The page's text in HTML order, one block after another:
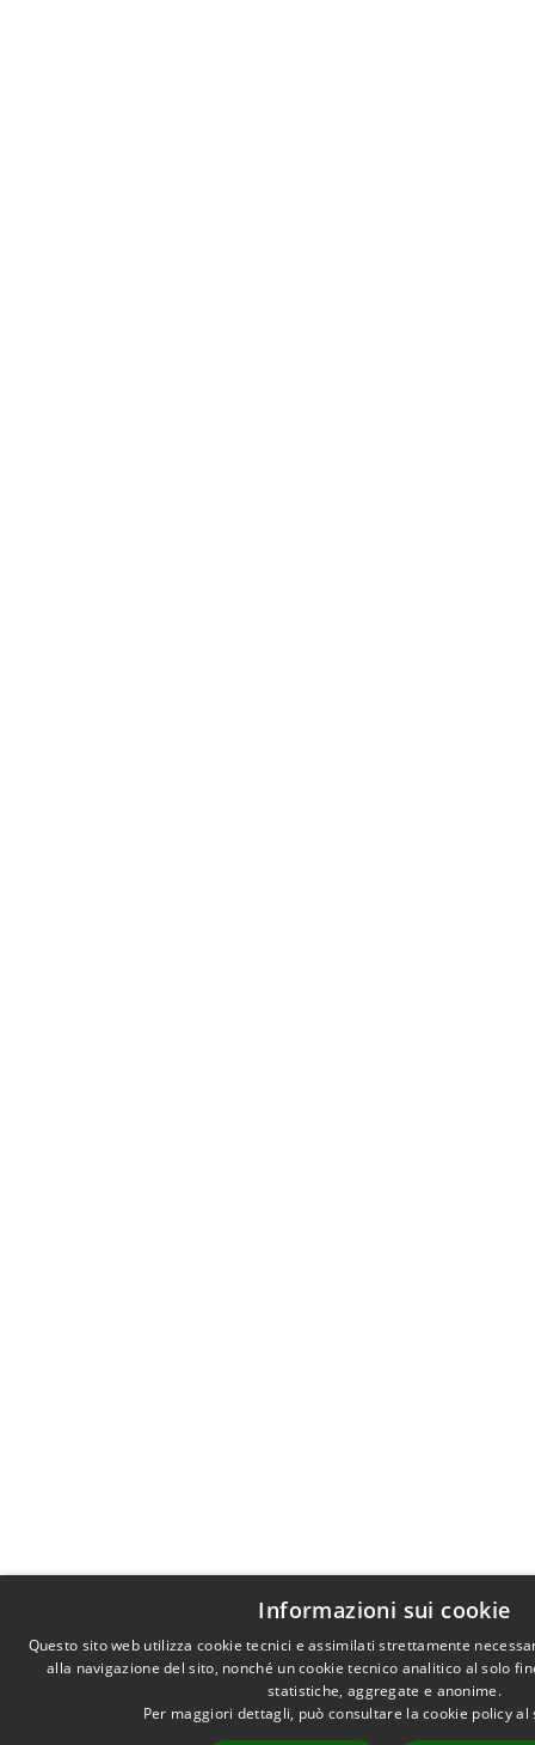
Informazioni sui cookie
Questo sito web utilizza cookie tecnici e assimilati strettamente
alla navigazione del sito, nonché un cookie tecnico analitico al solo
statistiche, aggregate e anonime.
Per maggiori dettagli, può consultare la cookie policy